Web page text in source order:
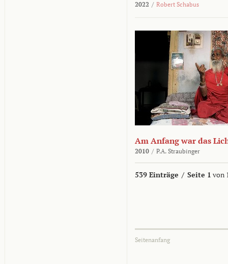
2022 / Robert Schabus
Am Anfang war das
2010 / P.A. Straubinger
539 Einträge / Seite 1 von
Seitenanfang